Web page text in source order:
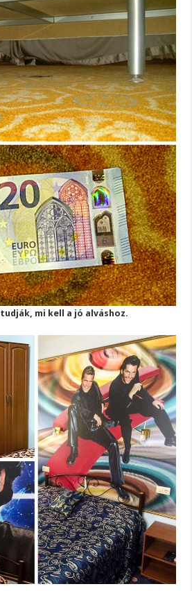
mi kell a jó alváshoz.